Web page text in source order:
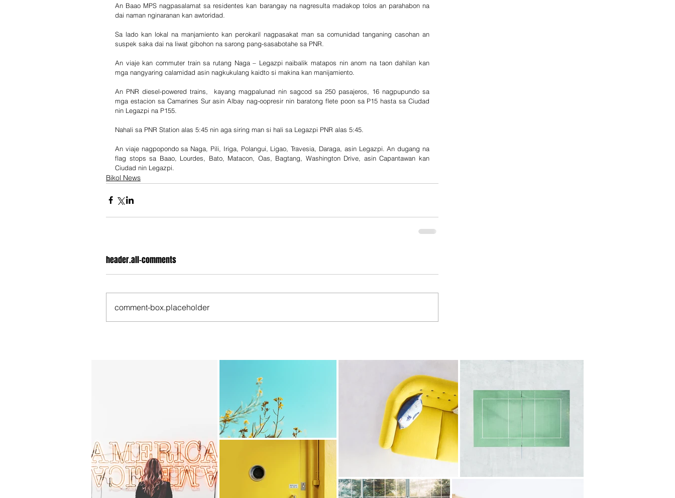
An Baao MPS nagpasalamat sa residentes kan barangay na nagresulta madakop tolos an parahabon na
dai naman nginaranan kan awtoridad.
Sa lado kan lokal na manjamiento kan perokaril nagpasakat man sa comunidad tanganing casohan an
suspek saka dai na liwat gibohon na sarong pang-sasabotahe sa PNR.
An viaje kan commuter train sa rutang Naga – Legazpi naibalik matapos nin anom na taon dahilan kan
mga nangyaring calamidad asin nagkukulang kaidto si makina kan manijamiento.
An PNR diesel-powered trains,  kayang magpalunad nin sagcod sa 250 pasajeros, 16 nagpupundo sa
mga estacion sa Camarines Sur asin Albay nag-oopresir nin baratong flete poon sa P15 hasta sa Ciudad
nin Legazpi na P155.
Nahali sa PNR Station alas 5:45 nin aga siring man si hali sa Legazpi PNR alas 5:45.
An viaje nagpopondo sa Naga, Pili, Iriga, Polangui, Ligao, Travesia, Daraga, asin Legazpi. An dugang na
flag stops sa Baao, Lourdes, Bato, Matacon, Oas, Bagtang, Washington Drive, asin Capantawan kan
Ciudad nin Legazpi.
Bikol News
header.all-comments
comment-box.placeholder